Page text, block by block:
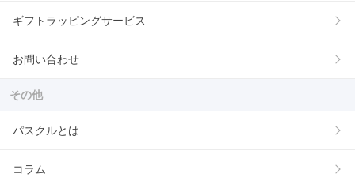
ギフトラッピングサービス
お問い合わせ
その他
パスクルとは
コラム